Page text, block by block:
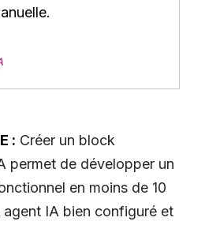
: Créer un block
permet de développer un
en moins de 10
agent IA bien configuré et